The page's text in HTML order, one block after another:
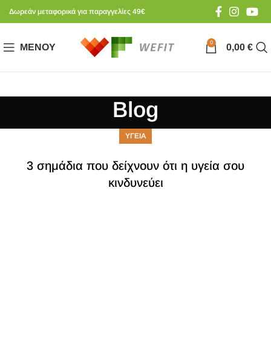
Δωρεάν μεταφορικά για παραγγελίες 49€
ΜΕΝΟΎ 0 0,00 €
Blog
ΥΓΕΙΑ
3 σημάδια που δείχνουν ότι η υγεία σου
κινδυνεύει